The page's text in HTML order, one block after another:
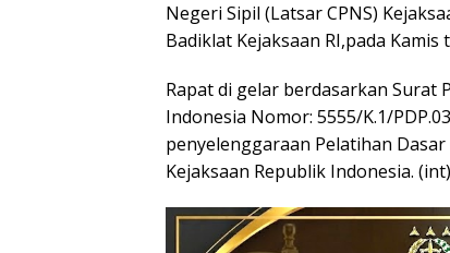
Negeri Sipil (Latsar CPNS)
Badiklat Kejaksaan RI,pada
Rapat di gelar berdasarkan Surat
Indonesia Nomor: 5555/K.1/
penyelenggaraan Pelatihan
Kejaksaan Republik Indonesia. (int)